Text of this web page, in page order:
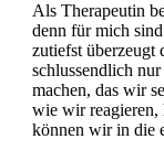
Als Therapeutin
denn für mich
zutiefst überzeugt
schlussendlich
machen, das wir
wie wir reagieren,
können wir in die